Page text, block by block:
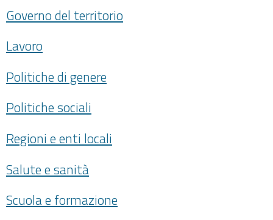
Governo del territorio
Lavoro
Politiche di genere
Politiche sociali
Regioni e enti locali
Salute e sanità
Scuola e formazione